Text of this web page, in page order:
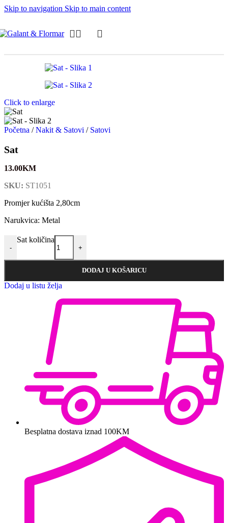
Skip to navigation Skip to main content
Click to enlarge
Početna / Nakit & Satovi / Satovi
Sat
13.00KM
SKU: ST1051
Promjer kućišta 2,80cm
Narukvica: Metal
-
Sat količina
+
DODAJ U KOŠARICU
Dodaj u listu želja
Besplatna dostava iznad 100KM